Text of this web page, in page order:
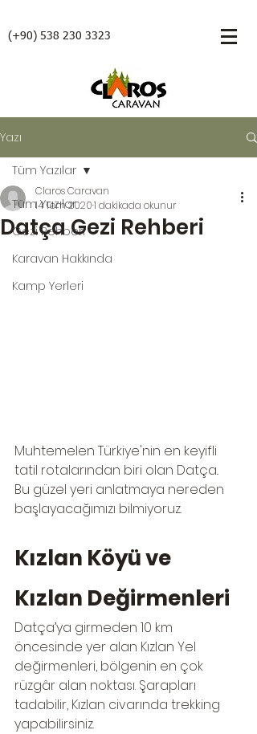
(+90) 538 230 3323
Yazı
Tüm Yazılar
Gezi Rehberi
Karavan Hakkında
Kamp Yerleri
Tüm Yazılar
Datça Gezi Rehberi
Claros Caravan
14 Tem 20201 dakikada okunur
Muhtemelen Türkiye'nin en keyifli
tatil rotalarından biri olan Datça..
Bu güzel yeri anlatmaya nereden
başlayacağımızı bilmiyoruz.
Kızlan Köyü ve
Kızlan Değirmenleri​
Datça’ya girmeden 10 km
öncesinde yer alan Kızlan Yel
değirmenleri, bölgenin en çok
rüzgâr alan noktası. Şarapları
tadabilir, Kızlan civarında trekking
yapabilirsiniz.